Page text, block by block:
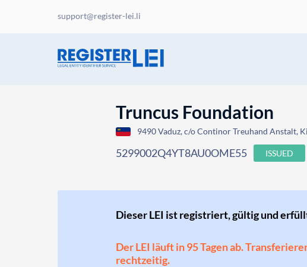
support@register-lei.li
Truncus Foundation
9490 Vaduz, c/o Continor Treuhand Anstalt,
5299002Q4YT8AU0OME55 ISSUED
Dieser LEI ist registriert, gültig und
Der LEI läuft in 95 Tagen ab.
rechtzeitig.